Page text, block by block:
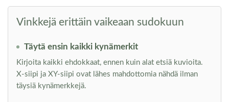
Vinkkejä erittäin vaikeaan sudokuun
Täytä ensin kaikki kynämerkit
Kirjoita kaikki ehdokkaat, ennen kuin alat etsiä kuvioita.
X-siipi ja XY-siipi ovat lähes mahdottomia nähdä ilman
täysiä kynämerkkejä.